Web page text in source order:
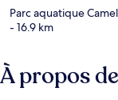
Parc aquatique
- 16.9 km
À propos